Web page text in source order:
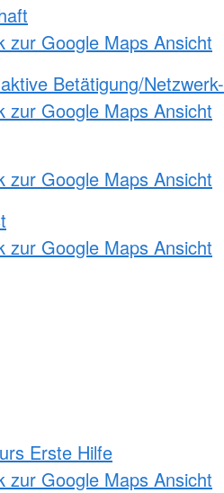
zur Google Maps Ansicht
Betätigung/Netzwerk-
zur Google Maps Ansicht
zur Google Maps Ansicht
zur Google Maps Ansicht
Erste Hilfe
zur Google Maps Ansicht